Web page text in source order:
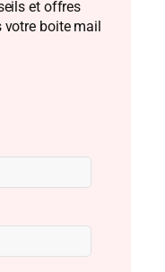
et offres
votre boite mail